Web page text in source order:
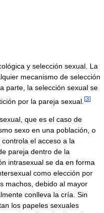
y selección sexual. La
mecanismo de selección
parte, la selección sexual se
por la pareja sexual. [3]
que es el caso de
sexo en una población, o
el acceso a la
pareja dentro de la
intrasexual se da en forma
como elección por
machos, debido al mayor
conlleva la cría. Sin
los papeles sexuales